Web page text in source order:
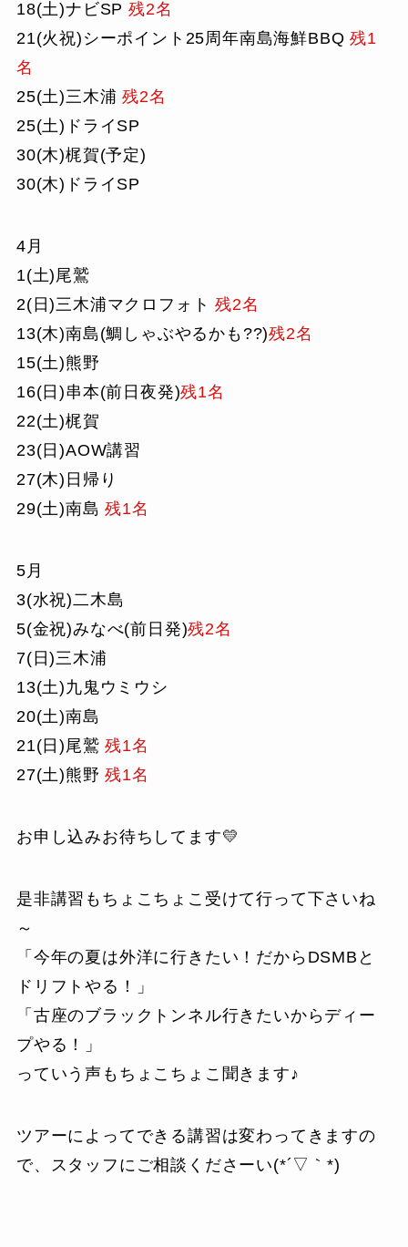
18(土)ナビSP 残2名
21(火祝)シーポイント25周年南島海鮮BBQ残1
名
25(土)三木浦残2名
25(土)ドライSP
30(木)梶賀(予定)
30(木)ドライSP
4月
1(土)尾鷲
2(日)三木浦マクロフォト残2名
13(木)南島(鯛しゃぶやるかも??)残2名
15(土)熊野
16(日)串本(前日夜発)残1名
22(土)梶賀
23(日)AOW講習
27(木)日帰り
29(土)南島残1名
5月
3(水祝)二木島
5(金祝)みなべ(前日発)残2名
7(日)三木浦
13(土)九鬼ウミウシ
20(土)南島
21(日)尾鷲 残1名
27(土)熊野残1名
お申し込みお待ちしてます💛
是非講習もちょこちょこ受けて行って下さいね
～
「今年の夏は外洋に行きたい！だからDSMBと
ドリフトやる！」
「古座のブラックトンネル行きたいからディー
プやる！」
っていう声もちょこちょこ聞きます♪
ツアーによってできる講習は変わってきますの
で、スタッフにご相談くださーい(*´▽｀*)